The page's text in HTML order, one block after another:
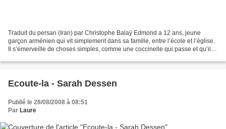
Traduit du persan (Iran) par Christophe Balaÿ Edmond a 12 ans, jeune
garçon arménien qui vit simplement dans sa famille, entre l’école et l’église.
Il s’émerveille de choses simples, comme une coccinelle qui passe et qu’il
Ecoute-la - Sarah Dessen
Publié le 28/08/2008 à 08:51
Par Laure